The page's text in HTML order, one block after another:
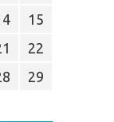
15
22
29